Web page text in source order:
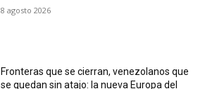
8 agosto 2026
Fronteras que se cierran, venezolanos que
se quedan sin atajo: la nueva Europa del